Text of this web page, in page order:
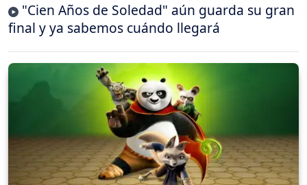
"Cien Años de Soledad" aún guarda su gran
final y ya sabemos cuándo llegará